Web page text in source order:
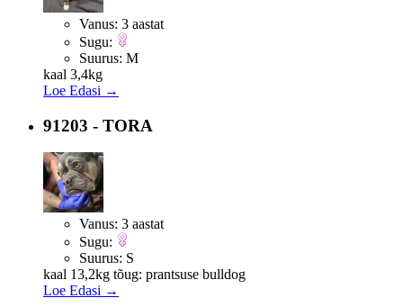
Vanus: 3 aastat
Sugu:
Suurus: M
kaal 3,4kg
Loe Edasi →
91203 - TORA
Vanus: 3 aastat
Sugu:
Suurus: S
kaal 13,2kg tõug: prantsuse bulldog
Loe Edasi →